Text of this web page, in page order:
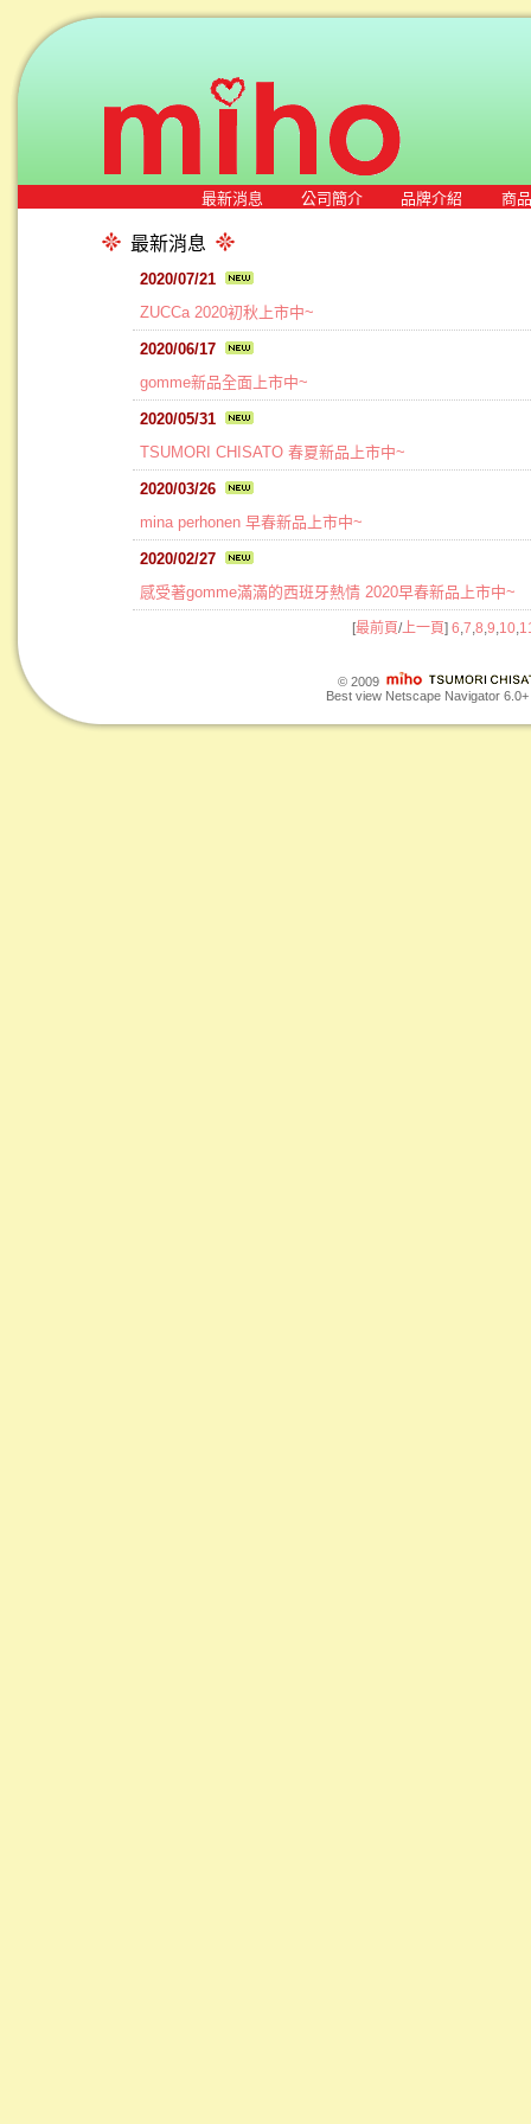
最新消息 公司簡介 品牌介紹 商
最新消息
2020/07/21
ZUCCa 2020初秋上市中~
2020/06/17
gomme新品全面上市中~
2020/05/31
TSUMORI CHISATO 春夏新品上市中~
2020/03/26
mina perhonen 早春新品上市中~
2020/02/27
感受著gomme滿滿的西班牙熱情 2020早春新品上市中~
[最前頁/上一頁] 6 7 8 9 10,
© 2009
Best view Netscape Navigator